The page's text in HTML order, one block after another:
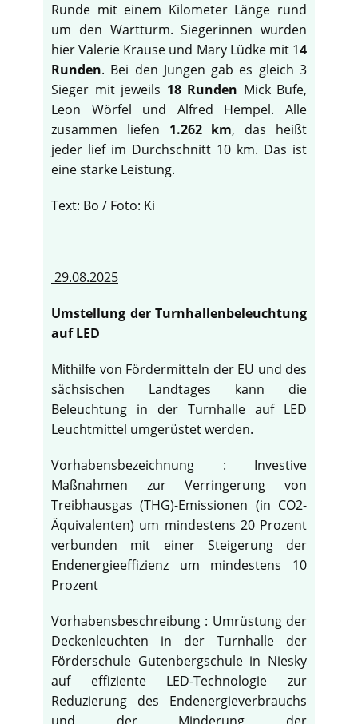
Runde mit einem Kilometer Länge rund
um den Wartturm. Siegerinnen wurden
hier Valerie Krause und Mary Lüdke mit 14
Runden. Bei den Jungen gab es gleich 3
Sieger mit jeweils 18 Runden Mick Bufe,
Leon Wörfel und Alfred Hempel. Alle
zusammen liefen 1.262 km, das heißt
jeder lief im Durchschnitt 10 km. Das ist
eine starke Leistung.
Text: Bo / Foto: Ki
29.08.2025
Umstellung der Turnhallenbeleuchtung
auf LED
Mithilfe von Fördermitteln der EU und des
sächsischen Landtages kann die
Beleuchtung in der Turnhalle auf LED
Leuchtmittel umgerüstet werden.
Vorhabensbezeichnung : Investive
Maßnahmen zur Verringerung von
Treibhausgas (THG)-Emissionen (in CO2-
Äquivalenten) um mindestens 20 Prozent
verbunden mit einer Steigerung der
Endenergieeffizienz um mindestens 10
Prozent
Vorhabensbeschreibung : Umrüstung der
Deckenleuchten in der Turnhalle der
Förderschule Gutenbergschule in Niesky
auf effiziente LED-Technologie zur
Reduzierung des Endenergieverbrauchs